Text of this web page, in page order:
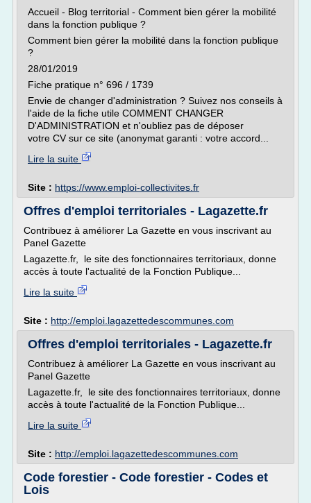
Accueil - Blog territorial - Comment bien gérer la mobilité
dans la fonction publique ?
Comment bien gérer la mobilité dans la fonction publique
?
28/01/2019
Fiche pratique n° 696 / 1739
Envie de changer d'administration ? Suivez nos conseils à
l'aide de la fiche utile COMMENT CHANGER
D'ADMINISTRATION et n'oubliez pas de déposer
votre CV sur ce site (anonymat garanti : votre accord...
Lire la suite
Site : https://www.emploi-collectivites.fr
Offres d'emploi territoriales - Lagazette.fr
Contribuez à améliorer La Gazette en vous inscrivant au
Panel Gazette
Lagazette.fr, le site des fonctionnaires territoriaux, donne
accès à toute l'actualité de la Fonction Publique...
Lire la suite
Site : http://emploi.lagazettedescommunes.com
Offres d'emploi territoriales - Lagazette.fr
Contribuez à améliorer La Gazette en vous inscrivant au
Panel Gazette
Lagazette.fr, le site des fonctionnaires territoriaux, donne
accès à toute l'actualité de la Fonction Publique...
Lire la suite
Site : http://emploi.lagazettedescommunes.com
Code forestier - Code forestier - Codes et
Lois